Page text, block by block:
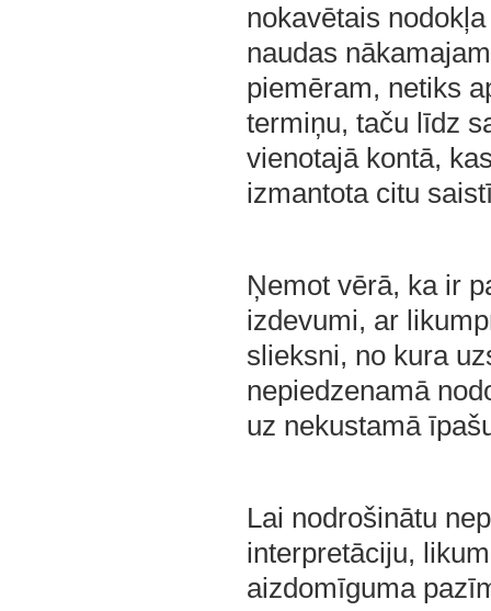
nokavētais
naudas
piemēram, netiks
termiņu, taču līdz
vienotajā kontā,
izmantota citu
Ņemot vērā, ka ir
izdevumi, ar
slieksni, no kura
nepiedzenamā
uz nekustamā
Lai nodrošinātu
interpretāciju,
aizdomīguma